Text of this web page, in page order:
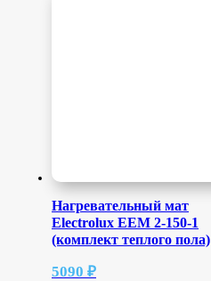
Нагревательный мат
Electrolux EEM 2-150-1
(комплект теплого пола)
5090 ₽